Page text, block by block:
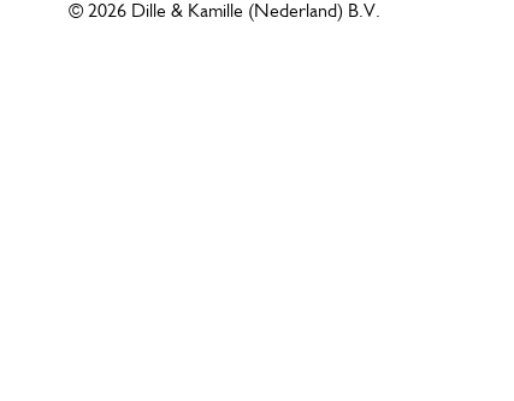
© 2026 Dille & Kamille (Nederland) B.V.